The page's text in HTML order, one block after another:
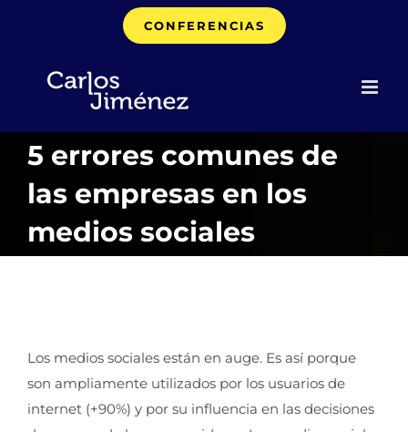
CONFERENCIAS
5 errores comunes de
las empresas en los
medios sociales
Los medios sociales están en auge. Es así porque
son ampliamente utilizados por los usuarios de
internet (+90%) y por su influencia en las decisiones